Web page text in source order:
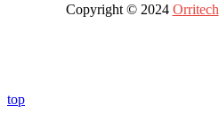
Copyright © 2024 Orritech
top